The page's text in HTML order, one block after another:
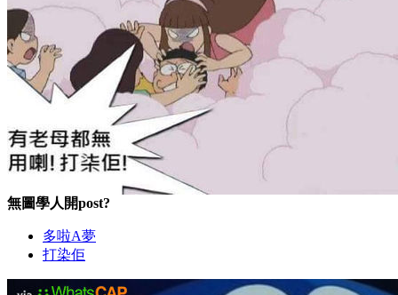
無圖學人開post?
多啦A夢
打染佢